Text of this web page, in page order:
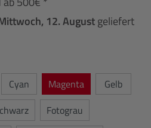
12. Augustgeliefert
Cyan Magenta
Gelb
Fotograu